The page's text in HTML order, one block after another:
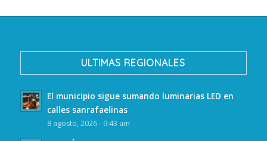
ULTIMAS REGIONALES
El municipio sigue sumando luminarias LED en
calles sanrafaelinas
8 agosto, 2026 - 9:43 am